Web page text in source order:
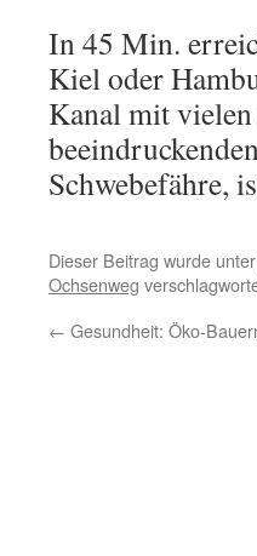
In 45 Min.
Kiel oder
Kanal mit
Schwebefähre,
Dieser Beitrag wurde unter
Ochsenweg
← Gesundheit: Öko-